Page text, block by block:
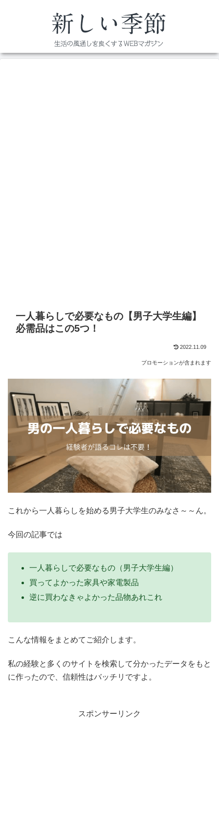
一人暮らしで必要なもの【男子大学生編】
必需品はこの5つ！
2022.11.09
プロモーションが含まれます
これから一人暮らしを始める男子大学生のみなさ～～ん。
今回の記事では
一人暮らしで必要なもの（男子大学生編）
買ってよかった家具や家電製品
逆に買わなきゃよかった品物あれこれ
こんな情報をまとめてご紹介します。
私の経験と多くのサイトを検索して分かったデータをもと
に作ったので、信頼性はバッチリですよ。
スポンサーリンク